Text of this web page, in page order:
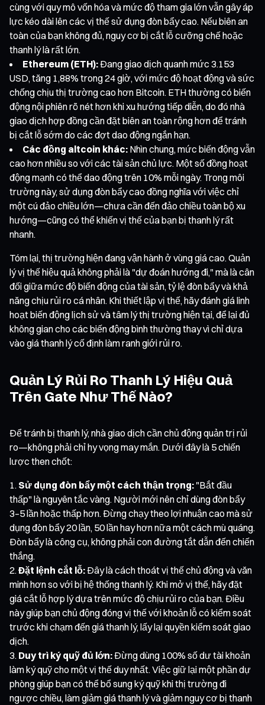
cùng với quy mô vốn hóa và mức độ tham gia lớn vẫn gây áp
lực kéo dài lên các vị thế sử dụng đòn bẩy cao. Nếu biên an
toàn của bạn không đủ, nguy cơ bị cắt lỗ cưỡng chế hoặc
thanh lý là rất lớn.
Ethereum (ETH):Đang giao dịch quanh mức 3.153
USD, tăng 1,88% trong 24 giờ, với mức độ hoạt động và sức
chống chịu thị trường cao hơn Bitcoin. ETH thường có biến
động nội phiên rõ nét hơn khi xu hướng tiếp diễn, do đó nhà
giao dịch hợp đồng cần đặt biên an toàn rộng hơn để tránh
bị cắt lỗ sớm do các đợt dao động ngắn hạn.
Các đồng altcoin khác: Nhìn chung, mức biến động vẫn
cao hơn nhiều so với các tài sản chủ lực. Một số đồng hoạt
động mạnh có thể dao động trên 10% mỗi ngày. Trong môi
trường này, sử dụng đòn bẩy cao đồng nghĩa với việc chỉ
một cú đảo chiều lớn—chưa cần đến đảo chiều toàn bộ xu
hướng—cũng có thể khiến vị thế của bạn bị thanh lý rất
nhanh.
Tóm lại, thị trường hiện đang vận hành ở vùng giá cao. Quản
lý vị thế hiệu quả không phải là "dự đoán hướng đi," mà là cân
đối giữa mức độ biến động của tài sản, tỷ lệ đòn bẩy và khả
năng chịu rủi ro cá nhân. Khi thiết lập vị thế, hãy đánh giá linh
hoạt biến động lịch sử và tâm lý thị trường hiện tại, để lại đủ
không gian cho các biến động bình thường thay vì chỉ dựa
vào giá thanh lý cố định làm ranh giới rủi ro.
Quản Lý Rủi Ro Thanh Lý Hiệu Quả
Trên Gate Như Thế Nào?
Để tránh bị thanh lý, nhà giao dịch cần chủ động quản trị rủi
ro—không phải chỉ hy vọng may mắn. Dưới đây là 5 chiến
lược then chốt:
Sử dụng đòn bẩy một cách thận trọng: "Bắt đầu
thấp" là nguyên tắc vàng. Người mới nên chỉ dùng đòn bẩy
3–5 lần hoặc thấp hơn. Đừng chạy theo lợi nhuận cao mà sử
dụng đòn bẩy 20 lần, 50 lần hay hơn nữa một cách mù quáng.
Đòn bẩy là công cụ, không phải con đường tắt dẫn đến chiến
thắng.
Đặt lệnh cắt lỗ:Đây là cách thoát vị thế chủ động và văn
minh hơn so với bị hệ thống thanh lý. Khi mở vị thế, hãy đặt
giá cắt lỗ hợp lý dựa trên mức độ chịu rủi ro của bạn. Điều
này giúp bạn chủ động đóng vị thế với khoản lỗ có kiểm soát
trước khi chạm đến giá thanh lý, lấy lại quyền kiểm soát giao
dịch.
Duy trì ký quỹ đủ lớn:Đừng dùng 100% số dư tài khoản
làm ký quỹ cho một vị thế duy nhất. Việc giữ lại một phần dự
phòng giúp bạn có thể bổ sung ký quỹ khi thị trường đi
ngược chiều, làm giảm giá thanh lý và giảm nguy cơ bị thanh